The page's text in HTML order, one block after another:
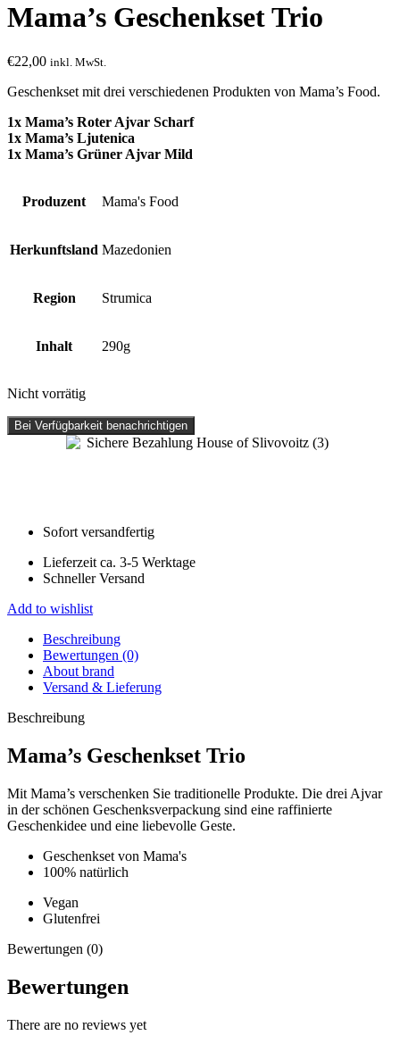
Mama’s Geschenkset Trio
€22,00 inkl. MwSt.
Geschenkset mit drei verschiedenen Produkten von Mama’s Food.
1x Mama’s Roter Ajvar Scharf
1x Mama’s Ljutenica
1x Mama’s Grüner Ajvar Mild
Produzent Mama's Food
Herkunftsland Mazedonien
Region Strumica
Inhalt 290g
Nicht vorrätig
Bei Verfügbarkeit benachrichtigen
Sofort versandfertig
Lieferzeit ca. 3-5 Werktage
Schneller Versand
Add to wishlist
Beschreibung
Bewertungen (0)
About brand
Versand & Lieferung
Beschreibung
Mama’s Geschenkset Trio
Mit Mama’s verschenken Sie traditionelle Produkte. Die drei Ajvar
in der schönen Geschenksverpackung sind eine raffinierte
Geschenkidee und eine liebevolle Geste.
Geschenkset von Mama's
100% natürlich
Vegan
Glutenfrei
Bewertungen (0)
Bewertungen
There are no reviews yet